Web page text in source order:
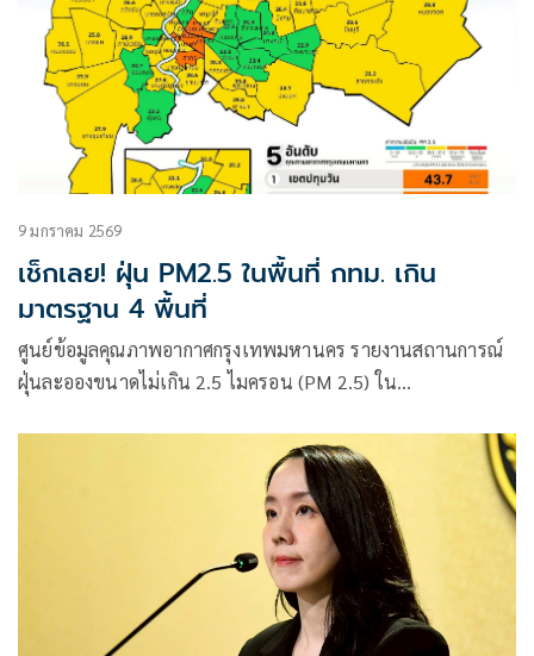
9 มกราคม 2569
เช็กเลย! ฝุ่น PM2.5 ในพื้นที่ กทม. เกิน
มาตรฐาน 4 พื้นที่
ศูนย์ข้อมูลคุณภาพอากาศกรุงเทพมหานคร รายงานสถานการณ์
ฝุ่นละอองขนาดไม่เกิน 2.5 ไมครอน (PM 2.5) ใน